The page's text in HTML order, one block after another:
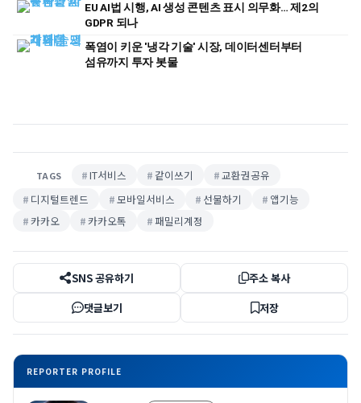
EU AI법 시행, AI 생성 콘텐츠 표시 의무화… 제2의
GDPR 되나
폭염이 키운 '냉각 기술' 시장, 데이터센터부터
섬유까지 투자 봇물
TAGS IT서비스 같이쓰기
교환권공유
디지털트렌드
모바일서비스 선물하기
앱기능
카카오
카카오톡 패밀리계정
SNS 공유하기
주소 복사
댓글보기
저장
REPORTER PROFILE